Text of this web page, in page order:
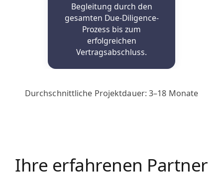
Begleitung durch den
gesamten Due-Diligence-
Prozess bis zum
erfolgreichen
Vertragsabschluss.
Durchschnittliche Projektdauer: 3–18 Monate
Ihre erfahrenen Partner